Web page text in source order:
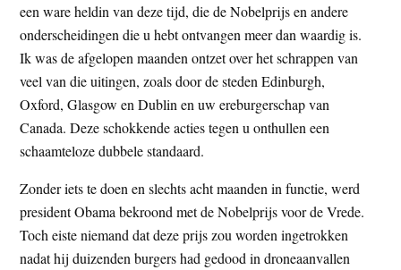
een ware heldin van deze tijd, die de Nobelprijs en andere
onderscheidingen die u hebt ontvangen meer dan waardig is.
Ik was de afgelopen maanden ontzet over het schrappen van
veel van die uitingen, zoals door de steden Edinburgh,
Oxford, Glasgow en Dublin en uw ereburgerschap van
Canada. Deze schokkende acties tegen u onthullen een
schaamteloze dubbele standaard.
Zonder iets te doen en slechts acht maanden in functie, werd
president Obama bekroond met de Nobelprijs voor de Vrede.
Toch eiste niemand dat deze prijs zou worden ingetrokken
nadat hij duizenden burgers had gedood in droneaanvallen